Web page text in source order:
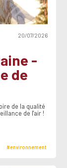
20/07/2026
-
de
de la qualité
de l'air !
#environnement